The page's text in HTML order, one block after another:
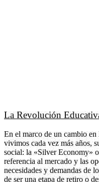
La Revolución
En el marco de un cambio
vivimos cada vez más años,
social: la «Silver Economy»
referencia al mercado y las
necesidades y demandas de
de ser una etapa de retiro o